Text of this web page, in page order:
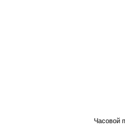
Часовой